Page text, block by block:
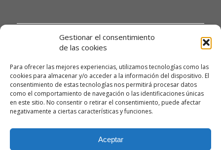
Gestionar el consentimiento
de las cookies
Para ofrecer las mejores experiencias, utilizamos tecnologías como las
cookies para almacenar y/o acceder a la información del dispositivo. El
consentimiento de estas tecnologías nos permitirá procesar datos
como el comportamiento de navegación o las identificaciones únicas
en este sitio. No consentir o retirar el consentimiento, puede afectar
negativamente a ciertas características y funciones.
Aceptar
INFORMACIÓN DE INTERÉS
reclamaciones, solo tiene que ponerse en contacto con
nosotros a través del siguiente email:
alexandrodendariarena41@gmail.com y te daremos
información detallada.
Asimismo, si necesita gestionar algún tipo de queja, deberá
con la máxima celeridad posible.